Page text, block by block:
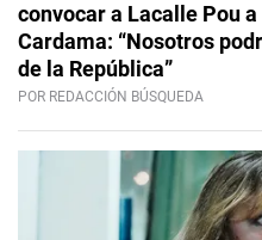
convocar a Lacalle Pou
Cardama: “Nosotros
de la República”
POR REDACCIÓN BÚSQUEDA